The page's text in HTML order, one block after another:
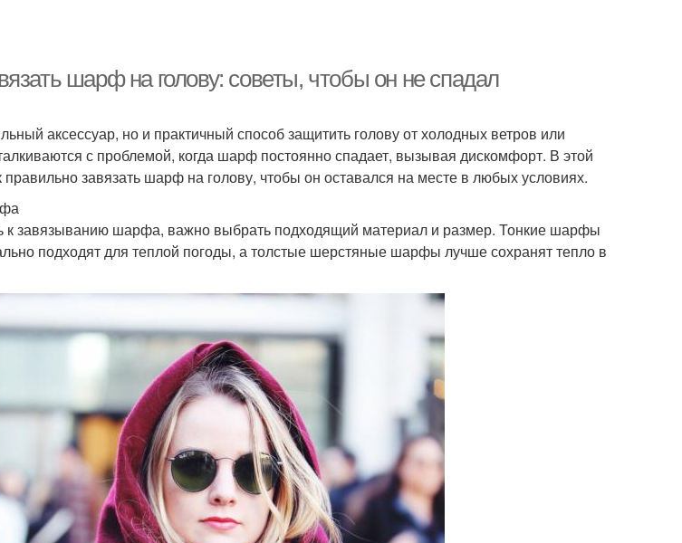
шарф на голову: советы, чтобы он не спадал
аксессуар, но и практичный способ защитить голову от холодных ветров или
с проблемой, когда шарф постоянно спадает, вызывая дискомфорт. В этой
завязать шарф на голову, чтобы он оставался на месте в любых условиях.
к завязыванию шарфа, важно выбрать подходящий материал и размер. Тонкие шарфы
подходят для теплой погоды, а толстые шерстяные шарфы лучше сохранят тепло в